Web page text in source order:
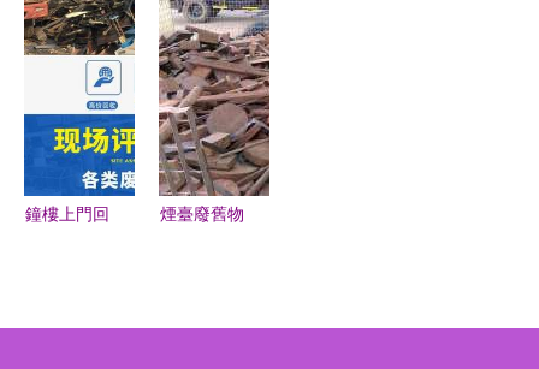
守承諾，守
護綠色家園
緣鋁線回收
多少錢-河
北瑞新基業
廢舊物資回
收有限
鐘樓上門回
煙臺廢舊物